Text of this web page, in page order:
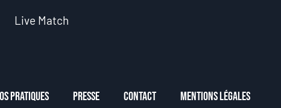
Live Match
Pratiques Presse Contact Mentions Légales